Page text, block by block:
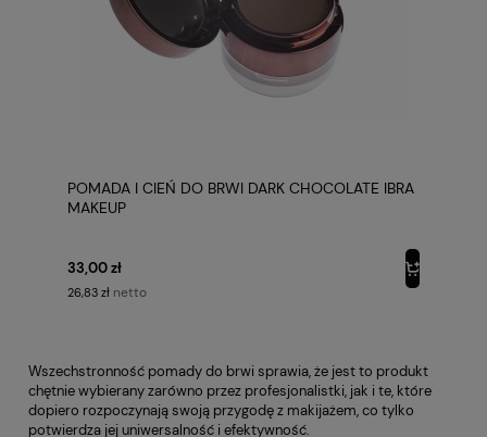
POMADA I CIEŃ DO BRWI DARK CHOCOLATE IBRA
MAKEUP
33,00 zł
26,83 zł netto
Wszechstronność pomady do brwi sprawia, że jest to produkt
chętnie wybierany zarówno przez profesjonalistki, jak i te, które
dopiero rozpoczynają swoją przygodę z makijażem, co tylko
potwierdza jej uniwersalność i efektywność.